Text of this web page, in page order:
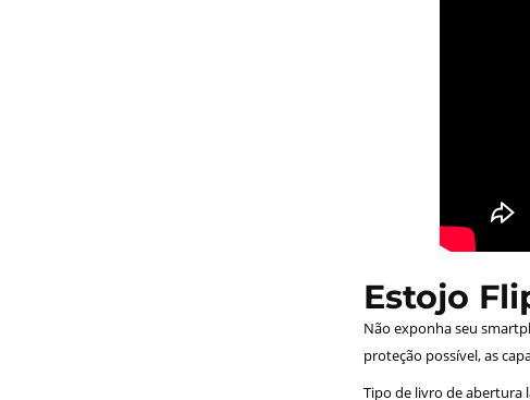
Estojo
Não exponha seu
proteção possível, as
Tipo de livro de abertura